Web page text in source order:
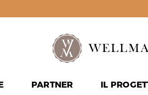
PARTNER IL